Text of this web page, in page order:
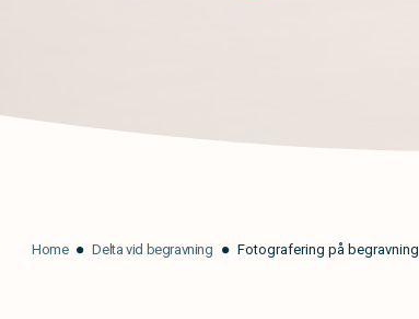
Home Delta vid begravning Fotografering på begravning